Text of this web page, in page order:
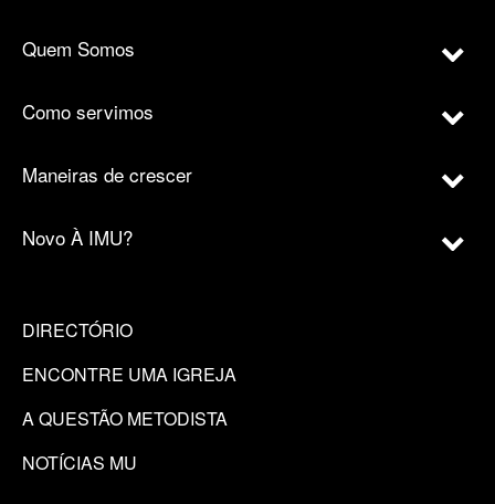
Quem Somos
Como servimos
Maneiras de crescer
Novo À IMU?
DIRECTÓRIO
ENCONTRE UMA IGREJA
A QUESTÃO METODISTA
NOTÍCIAS MU